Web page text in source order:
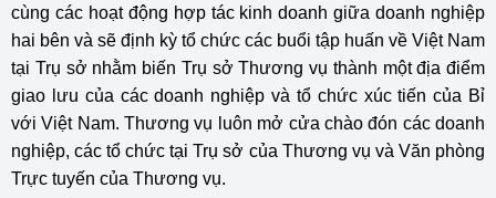
cùng các hoạt động hợp tác kinh doanh giữa doanh nghiệp
hai bên và sẽ định kỳ tổ chức các buổi tập huấn về Việt Nam
tại Trụ sở nhằm biến Trụ sở Thương vụ thành một địa điểm
giao lưu của các doanh nghiệp và tổ chức xúc tiến của Bỉ
với Việt Nam. Thương vụ luôn mở cửa chào đón các doanh
nghiệp, các tổ chức tại Trụ sở của Thương vụ và Văn phòng
Trực tuyến của Thương vụ.